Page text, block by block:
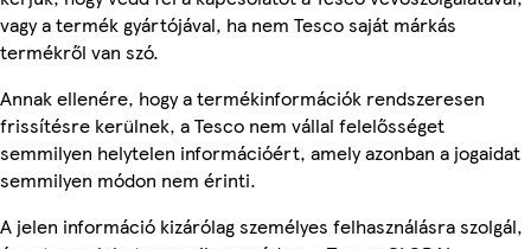
vagy a termék gyártójával, ha nem Tesco saját márkás
termékről van szó.
Annak ellenére, hogy a termékinformációk rendszeresen
frissítésre kerülnek, a Tesco nem vállal felelősséget
semmilyen helytelen információért, amely azonban a jogaidat
semmilyen módon nem érinti.
A jelen információ kizárólag személyes felhasználásra szolgál,